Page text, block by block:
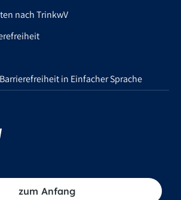
nach TrinkwV
in Einfacher Sprache
zum Anfang